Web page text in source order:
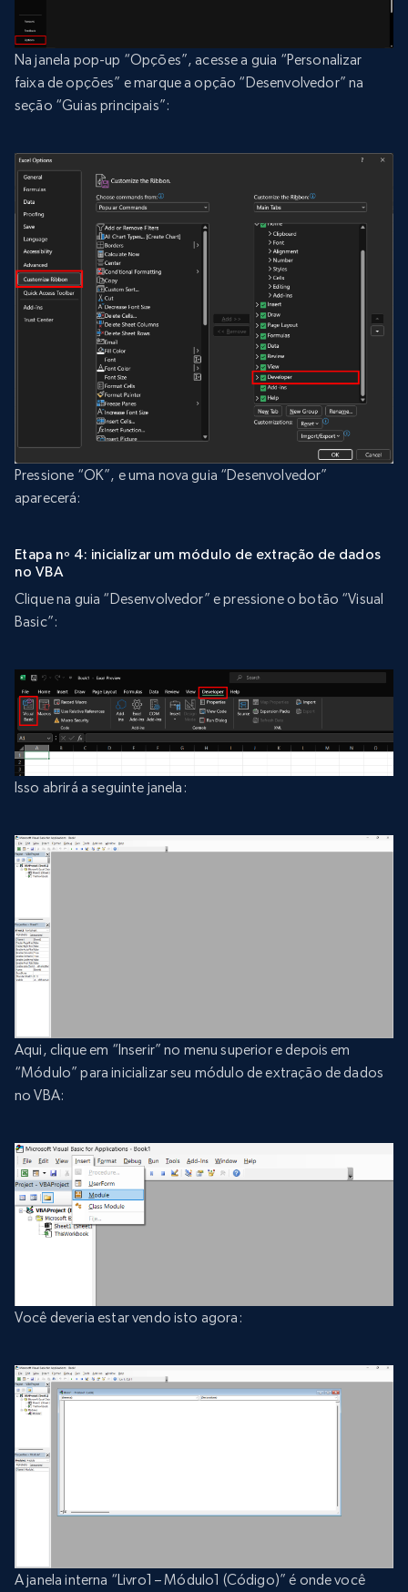
Na janela pop-up “Opções”, acesse a guia “Personalizar
faixa de opções” e marque a opção “Desenvolvedor” na
seção “Guias principais”:
Pressione “OK”, e uma nova guia “Desenvolvedor”
aparecerá:
Etapa nº 4: inicializar um módulo de extração de dados
no VBA
Clique na guia “Desenvolvedor” e pressione o botão “Visual
Basic”:
Isso abrirá a seguinte janela:
Aqui, clique em “Inserir” no menu superior e depois em
“Módulo” para inicializar seu módulo de extração de dados
no VBA:
Você deveria estar vendo isto agora:
A janela interna “Livro1 – Módulo1 (Código)” é onde você